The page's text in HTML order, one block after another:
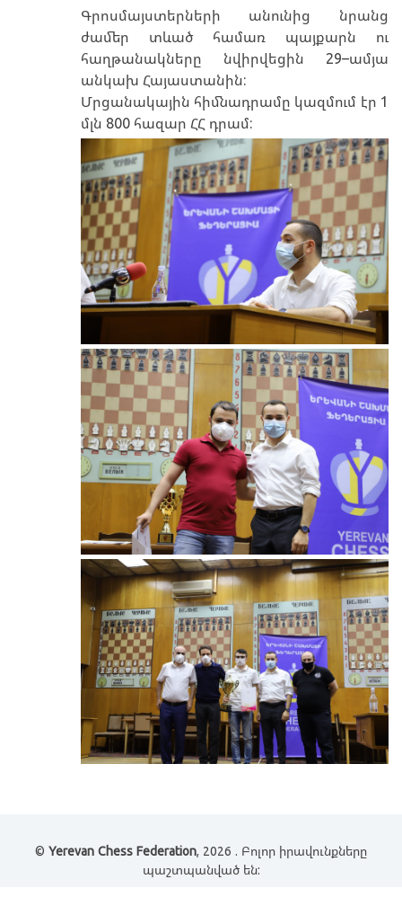
Գրոսմայստերների անունից նրանց
ժամեր տևած համառ պայքարն ու
հաղթանակները նվիրվեցին 29–ամյա
անկախ Հայաստանին:
Մրցանակային հիմնադրամը կազմում էր 1
մլն 800 հազար ՀՀ դրամ:
© Yerevan Chess Federation, 2026 . Բոլոր իրավունքները
պաշտպանված են: